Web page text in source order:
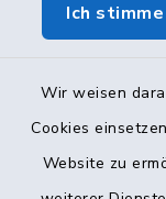
Ich stimme
Wir weisen
Cookies
Website zu